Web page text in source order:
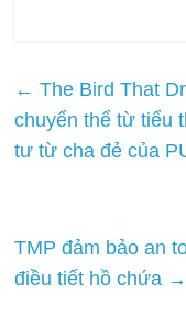
← The Bird That
chuyển thể từ tiểu
tư từ cha đẻ của
TMP đảm bảo an
điều tiết hồ chứa →